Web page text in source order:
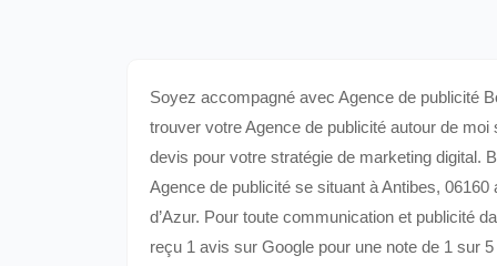
Soyez accompagné avec Agence de publicité
trouver votre Agence de publicité autour de
devis pour votre stratégie de marketing digital.
Agence de publicité se situant à Antibes,
d’Azur. Pour toute communication et publicité
reçu 1 avis sur Google pour une note de 1 sur